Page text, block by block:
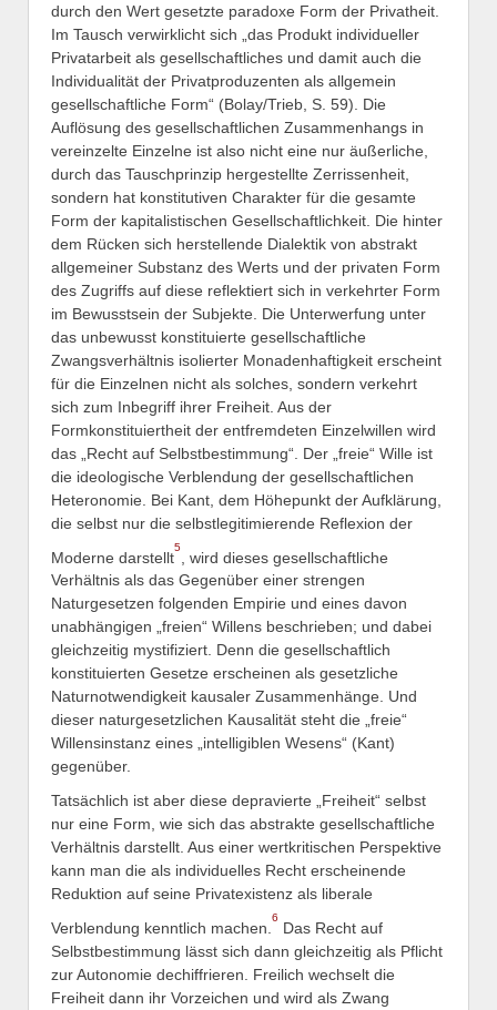
durch den Wert gesetzte paradoxe Form der Privatheit.
Im Tausch verwirklicht sich „das Produkt individueller
Privatarbeit als gesellschaftliches und damit auch die
Individualität der Privatproduzenten als allgemein
gesellschaftliche Form“ (Bolay/Trieb, S. 59). Die
Auflösung des gesellschaftlichen Zusammenhangs in
vereinzelte Einzelne ist also nicht eine nur äußerliche,
durch das Tauschprinzip hergestellte Zerrissenheit,
sondern hat konstitutiven Charakter für die gesamte
Form der kapitalistischen Gesellschaftlichkeit. Die hinter
dem Rücken sich herstellende Dialektik von abstrakt
allgemeiner Substanz des Werts und der privaten Form
des Zugriffs auf diese reflektiert sich in verkehrter Form
im Bewusstsein der Subjekte. Die Unterwerfung unter
das unbewusst konstituierte gesellschaftliche
Zwangsverhältnis isolierter Monadenhaftigkeit erscheint
für die Einzelnen nicht als solches, sondern verkehrt
sich zum Inbegriff ihrer Freiheit. Aus der
Formkonstituiertheit der entfremdeten Einzelwillen wird
das „Recht auf Selbstbestimmung“. Der „freie“ Wille ist
die ideologische Verblendung der gesellschaftlichen
Heteronomie. Bei Kant, dem Höhepunkt der Aufklärung,
die selbst nur die selbstlegitimierende Reflexion der
Moderne darstellt
5
, wird dieses gesellschaftliche
Verhältnis als das Gegenüber einer strengen
Naturgesetzen folgenden Empirie und eines davon
unabhängigen „freien“ Willens beschrieben; und dabei
gleichzeitig mystifiziert. Denn die gesellschaftlich
konstituierten Gesetze erscheinen als gesetzliche
Naturnotwendigkeit kausaler Zusammenhänge. Und
dieser naturgesetzlichen Kausalität steht die „freie“
Willensinstanz eines „intelligiblen Wesens“ (Kant)
gegenüber.
Tatsächlich ist aber diese depravierte „Freiheit“ selbst
nur eine Form, wie sich das abstrakte gesellschaftliche
Verhältnis darstellt. Aus einer wertkritischen Perspektive
kann man die als individuelles Recht erscheinende
Reduktion auf seine Privatexistenz als liberale
Verblendung kenntlich machen.
6
Das Recht auf
Selbstbestimmung lässt sich dann gleichzeitig als Pflicht
zur Autonomie dechiffrieren. Freilich wechselt die
Freiheit dann ihr Vorzeichen und wird als Zwang